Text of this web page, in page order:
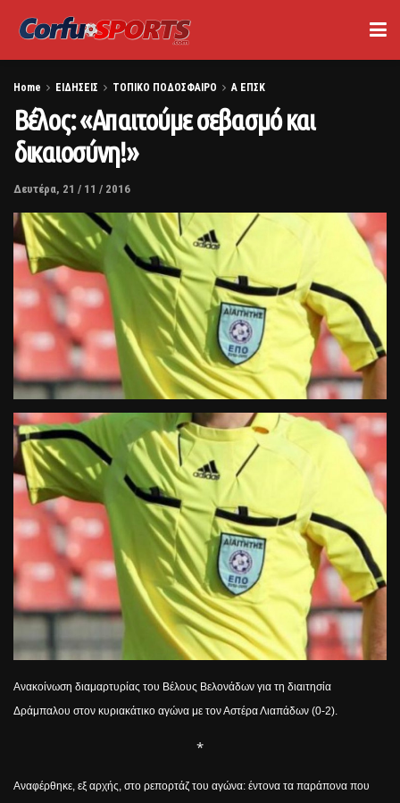
Home ΕΙΔΗΣΕΙΣ ΤΟΠΙΚΟ ΠΟΔΟΣΦΑΙΡΟ Α ΕΠΣΚ
Βέλος: «Απαιτούμε σεβασμό και
δικαιοσύνη!»
Δευτέρα, 21 / 11 / 2016
Ανακοίνωση διαμαρτυρίας του Βέλους Βελονάδων για τη διαιτησία
Δράμπαλου στον κυριακάτικο αγώνα με τον Αστέρα Λιαπάδων (0-2).
*
Αναφέρθηκε, εξ αρχής, στο ρεπορτάζ του αγώνα: έντονα τα παράπονα που